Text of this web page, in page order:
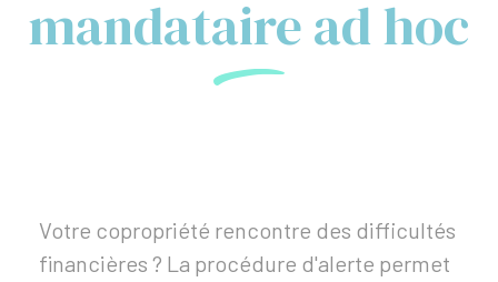
mandataire ad hoc
Votre copropriété rencontre des difficultés
financières ? La procédure d'alerte permet